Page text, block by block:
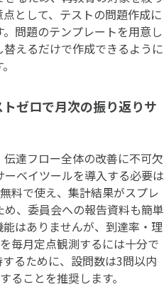
として、テストの問題作成に
問題のテンプレートを用意し
えるだけで作成できるように
ゼロで月次の振り返りサ
達フロー全体の改善に不可欠
ベイツールを導入する必要は
料で使え、集計結果がスプレ
、委員会への報告資料も簡単
はありませんが、到達率・理
毎月定点観測するには十分で
るために、設問数は3問以内
ることを推奨します。